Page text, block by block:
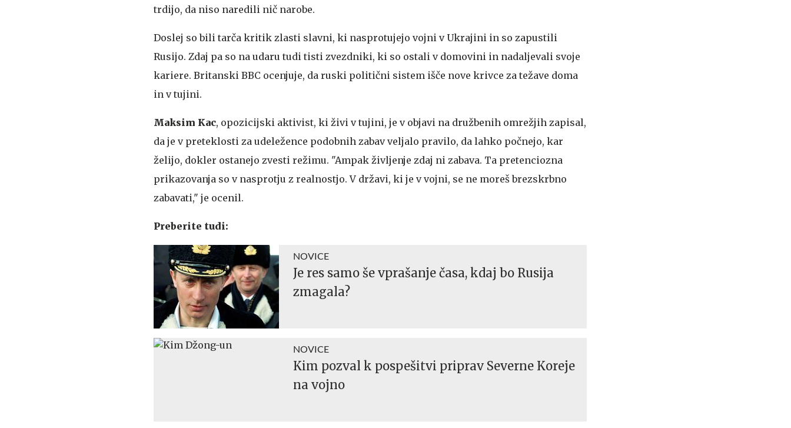
trdijo, da niso naredili nič narobe.
Doslej so bili tarča kritik zlasti slavni, ki nasprotujejo vojni v Ukrajini in so zapustili
Rusijo. Zdaj pa so na udaru tudi tisti zvezdniki, ki so ostali v domovini in nadaljevali svoje
kariere. Britanski BBC ocenjuje, da ruski politični sistem išče nove krivce za težave doma
in v tujini.
Maksim Kac, opozicijski aktivist, ki živi v tujini, je v objavi na družbenih omrežjih zapisal,
da je v preteklosti za udeležence podobnih zabav veljalo pravilo, da lahko počnejo, kar
želijo, dokler ostanejo zvesti režimu. "Ampak življenje zdaj ni zabava. Ta pretenciozna
prikazovanja so v nasprotju z realnostjo. V državi, ki je v vojni, se ne moreš brezskrbno
zabavati," je ocenil.
Preberite tudi:
NOVICE
Je res samo še vprašanje časa, kdaj bo Rusija
zmagala?
NOVICE
Kim pozval k pospešitvi priprav Severne Koreje
na vojno